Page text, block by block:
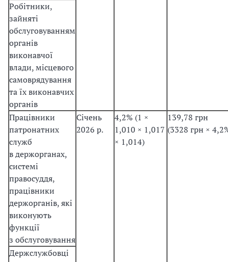
Робітники,
зайняті
обслуговуванням
органів
виконавчої
влади, місцевого
самоврядування
та їх виконавчих
органів
Працівники
патронатних
служб
в держорганах,
системі
правосуддя,
працівники
держорганів, які
виконують
функції
з обслуговування
Січень
2026 р.
4,2% (1 ×
1,010 × 1,017
× 1,014)
139,78 грн
(3328 грн ×
Держслужбовці